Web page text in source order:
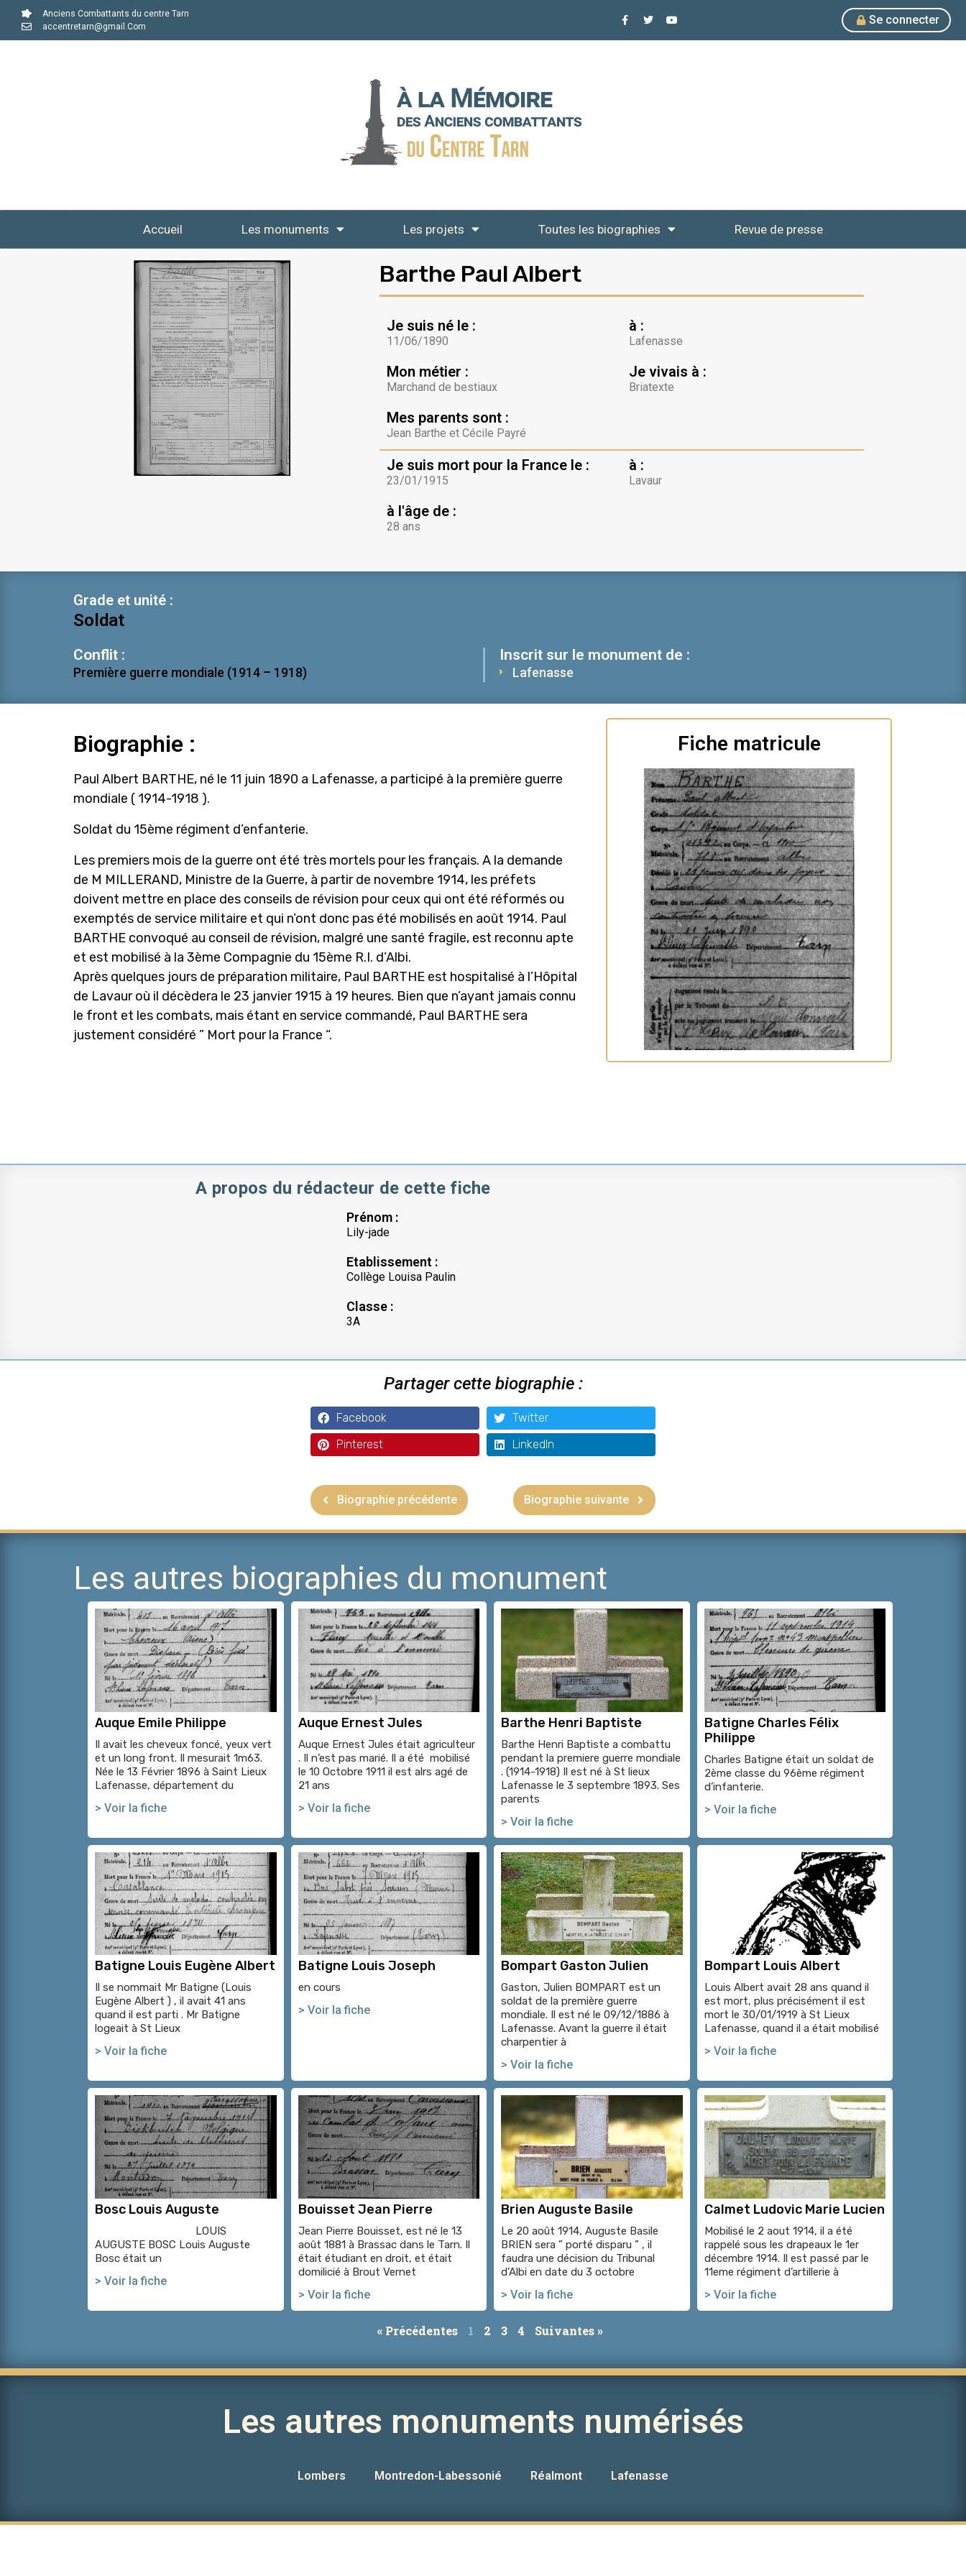
Anciens Combattants du centre Tarn
accentretarn@gmail.Com
Se connecter
Accueil Les monuments Les projets Toutes les biographies Revue de presse
Barthe Paul Albert
Je suis né le :
11/06/1890
à :
Lafenasse
Mon métier :
Marchand de bestiaux
Mes parents sont :
Jean Barthe et Cécile Payré
Je vivais à :
Briatexte
Je suis mort pour la France le :
23/01/1915
à l'âge de :
28 ans
à :
Lavaur
Grade et unité :
Soldat
Conflit :
Première guerre mondiale (1914 – 1918)
Inscrit sur le monument de :
Lafenasse
Biographie :
Paul Albert BARTHE, né le 11 juin 1890 a Lafenasse, a participé à la première guerre
mondiale ( 1914-1918 ).
Soldat du 15ème régiment d’enfanterie.
Les premiers mois de la guerre ont été très mortels pour les français. A la demande
de M MILLERAND, Ministre de la Guerre, à partir de novembre 1914, les préfets
doivent mettre en place des conseils de révision pour ceux qui ont été réformés ou
exemptés de service militaire et qui n’ont donc pas été mobilisés en août 1914. Paul
BARTHE convoqué au conseil de révision, malgré une santé fragile, est reconnu apte
et est mobilisé à la 3ème Compagnie du 15ème R.I. d’Albi.
Après quelques jours de préparation militaire, Paul BARTHE est hospitalisé à l’Hôpital
de Lavaur où il décèdera le 23 janvier 1915 à 19 heures. Bien que n’ayant jamais connu
le front et les combats, mais étant en service commandé, Paul BARTHE sera
justement considéré ” Mort pour la France “.
Fiche matricule
A propos du rédacteur de cette fiche
Prénom :
Lily-jade
Etablissement :
Collège Louisa Paulin
Classe :
3A
Partager cette biographie :
Facebook
Twitter
Pinterest
LinkedIn
Biographie précédente Biographie suivante
Les autres biographies du monument
Auque Emile Philippe
Il avait les cheveux foncé, yeux vert
et un long front. Il mesurait 1m63.
Née le 13 Février 1896 à Saint Lieux
Lafenasse, département du
> Voir la fiche
Auque Ernest Jules
Auque Ernest Jules était agriculteur
. Il n’est pas marié. Il a été mobilisé
le 10 Octobre 1911 il est alrs agé de
21 ans
> Voir la fiche
Barthe Henri Baptiste
Barthe Henri Baptiste a combattu
pendant la premiere guerre mondiale
. (1914-1918) Il est né à St lieux
Lafenasse le 3 septembre 1893. Ses
parents
> Voir la fiche
Batigne Charles Félix
Philippe
Charles Batigne était un soldat de
2ème classe du 96ème régiment
d’infanterie.
> Voir la fiche
Batigne Louis Eugène Albert
Il se nommait Mr Batigne (Louis
Eugène Albert ) , il avait 41 ans
quand il est parti . Mr Batigne
logeait à St Lieux
> Voir la fiche
Batigne Louis Joseph
en cours
> Voir la fiche
Bompart Gaston Julien
Gaston, Julien BOMPART est un
soldat de la première guerre
mondiale. Il est né le 09/12/1886 à
Lafenasse. Avant la guerre il était
charpentier à
> Voir la fiche
Bompart Louis Albert
Louis Albert avait 28 ans quand il
est mort, plus précisément il est
mort le 30/01/1919 à St Lieux
Lafenasse, quand il a était mobilisé
> Voir la fiche
Bosc Louis Auguste
LOUIS
AUGUSTE BOSC Louis Auguste
Bosc était un
> Voir la fiche
Bouisset Jean Pierre
Jean Pierre Bouisset, est né le 13
août 1881 à Brassac dans le Tarn. Il
était étudiant en droit, et était
domilicié à Brout Vernet
> Voir la fiche
Brien Auguste Basile
Le 20 août 1914, Auguste Basile
BRIEN sera ” porté disparu ” , il
faudra une décision du Tribunal
d’Albi en date du 3 octobre
> Voir la fiche
Calmet Ludovic Marie Lucien
Mobilisé le 2 aout 1914, il a été
rappelé sous les drapeaux le 1er
décembre 1914. Il est passé par le
11eme régiment d’artillerie à
> Voir la fiche
« Précédentes 1 2 3 4 Suivantes »
Les autres monuments numérisés
Lombers Montredon-Labessonié Réalmont Lafenasse